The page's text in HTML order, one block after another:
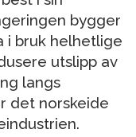
bygger
i bruk helhetlige
utslipp av
langs
det norskeide